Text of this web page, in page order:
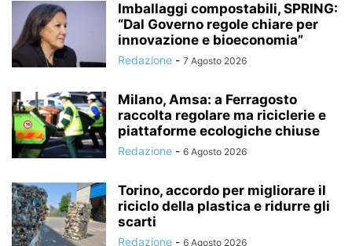
Imballaggi compostabili, SPRING:
“Dal Governo regole chiare per
innovazione e bioeconomia”
Redazione - 7 Agosto 2026
Milano, Amsa: a Ferragosto
raccolta regolare ma riciclerie e
piattaforme ecologiche chiuse
Redazione - 6 Agosto 2026
Torino, accordo per migliorare il
riciclo della plastica e ridurre gli
scarti
Redazione - 6 Agosto 2026